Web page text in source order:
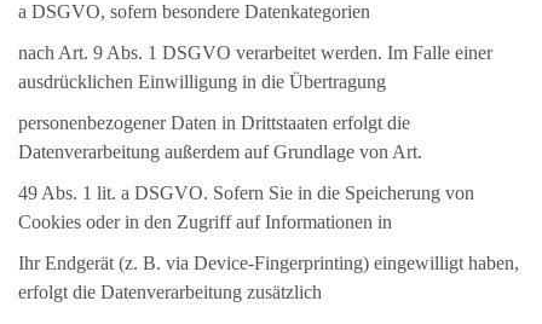
a DSGVO, sofern besondere Datenkategorien
nach Art. 9 Abs. 1 DSGVO verarbeitet werden. Im Falle einer
ausdrücklichen Einwilligung in die Übertragung
personenbezogener Daten in Drittstaaten erfolgt die
Datenverarbeitung außerdem auf Grundlage von Art.
49 Abs. 1 lit. a DSGVO. Sofern Sie in die Speicherung von
Cookies oder in den Zugriff auf Informationen in
Ihr Endgerät (z. B. via Device-Fingerprinting) eingewilligt haben,
erfolgt die Datenverarbeitung zusätzlich